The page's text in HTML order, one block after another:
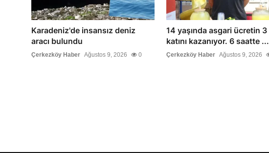
Karadeniz'de insansız deniz
aracı bulundu
Çerkezköy Haber Ağustos 9, 2026 0
14 yaşında asgari ücretin 3
katını kazanıyor. 6 saatte ...
Çerkezköy Haber Ağustos 9, 2026